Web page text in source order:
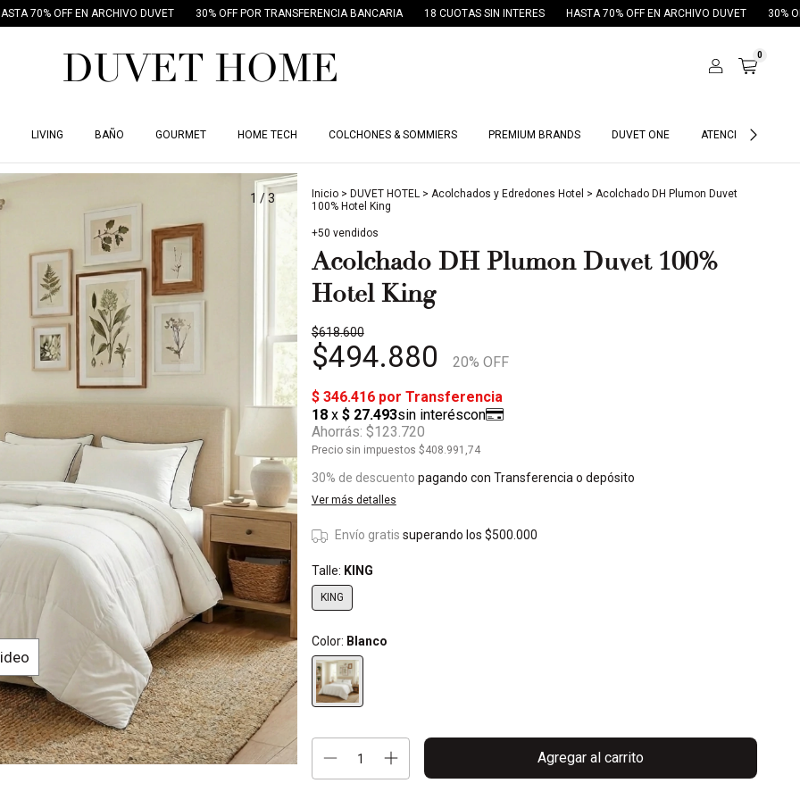
ARCHIVO DUVET 30% OFF POR TRANSFERENCIA BANCARIA 18 CUOTAS SIN INTERES HASTA 70% OFF EN ARCHIVO DUVET 30% OFF POR
0
LIVING BAÑO GOURMET HOME TECH COLCHONES & SOMMIERS PREMIUM BRANDS DUVET ONE ATENCIÓN HOTELES
1 /3 Inicio > DUVET HOTEL > Acolchados y Edredones Hotel > Acolchado DH Plumon Duvet
100% Hotel King
+50 vendidos
Acolchado DH Plumon Duvet 100%
Hotel King
$618.600
$494.880 20% OFF
Ahorrás: $123.720
Precio sin impuestos $408.991,74
30% de descuento pagando con Transferencia o depósito
Ver más detalles
Envío gratis superando los$500.000
Talle: KING
KING
Color: Blanco